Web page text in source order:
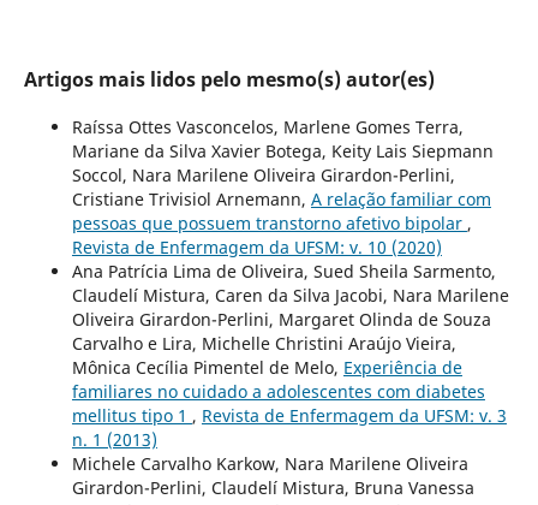
Artigos mais lidos pelo mesmo(s) autor(es)
Raíssa Ottes Vasconcelos, Marlene Gomes Terra,
Mariane da Silva Xavier Botega, Keity Lais Siepmann
Soccol, Nara Marilene Oliveira Girardon-Perlini,
Cristiane Trivisiol Arnemann, A relação familiar com
pessoas que possuem transtorno afetivo bipolar ,
Revista de Enfermagem da UFSM: v. 10 (2020)
Ana Patrícia Lima de Oliveira, Sued Sheila Sarmento,
Claudelí Mistura, Caren da Silva Jacobi, Nara Marilene
Oliveira Girardon-Perlini, Margaret Olinda de Souza
Carvalho e Lira, Michelle Christini Araújo Vieira,
Mônica Cecília Pimentel de Melo, Experiência de
familiares no cuidado a adolescentes com diabetes
mellitus tipo 1 , Revista de Enfermagem da UFSM: v. 3
n. 1 (2013)
Michele Carvalho Karkow, Nara Marilene Oliveira
Girardon-Perlini, Claudelí Mistura, Bruna Vanessa